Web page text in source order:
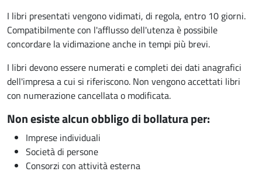
I libri presentati vengono vidimati, di regola, entro 10 giorni.
Compatibilmente con l'afflusso dell'utenza è possibile
concordare la vidimazione anche in tempi più brevi.
I libri devono essere numerati e completi dei dati anagrafici
dell'impresa a cui si riferiscono. Non vengono accettati libri
con numerazione cancellata o modificata.
Non esiste alcun obbligo di bollatura per:
Imprese individuali
Società di persone
Consorzi con attività esterna